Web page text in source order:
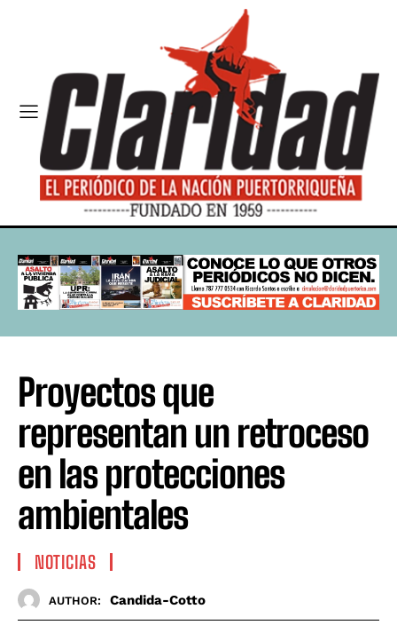
Proyectos que
representan un retroceso
en las protecciones
ambientales
NOTICIAS
AUTHOR: Candida-Cotto